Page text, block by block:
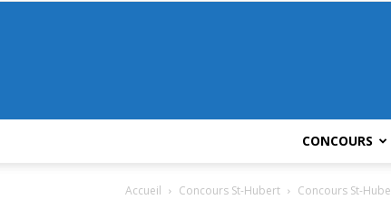
CONCOURS
Accueil Concours St-Hubert Concours St-